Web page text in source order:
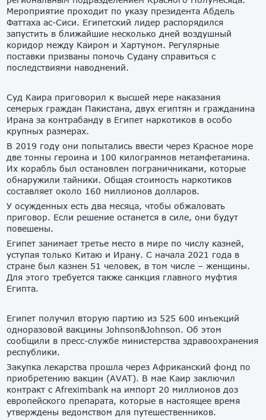
Мероприятие проходит по указу президента Абдель
Фаттаха ас-Сиси. Египетский лидер распорядился
запустить в ближайшие несколько дней воздушный
коридор между Каиром и Хартумом. Регулярные
поставки призваны помочь Судану справиться с
последствиями наводнений.
Суд Каира приговорил к высшей мере наказания
семерых граждан Пакистана, двух египтян и гражданина
Ирана за контрабанду в Египет наркотиков в особо
крупных размерах.
В 2019 году они попытались ввести через Красное море
две тонны героина и 100 килограммов метамфетамина.
Их корабль был остановлен пограничниками, которые
обнаружили тайники. Общая стоимость наркотиков
составляет около 160 миллионов долларов.
У осужденных есть два месяца, чтобы обжаловать
приговор. Если решение останется в силе, они будут
повешены.
Египет занимает третье место в мире по числу казней,
уступая только Китаю и Ирану. С начала 2021 года в
стране был казнен 51 человек, в том числе – женщины.
Для этого требуется также санкция главного муфтия
Египта.
Египет получил вторую партию из 525 600 инъекций
одноразовой вакцины Johnson&Johnson. Об этом
сообщили в пресс-службе министерства здравоохранения
республики.
Закупка лекарства прошла через Африканский фонд по
приобретению вакцин (AVAT). В мае Каир заключил
контракт с Afreximbank на импорт 20 миллионов доз
европейского препарата, которые в настоящее время
утверждены ведомством для путешественников.